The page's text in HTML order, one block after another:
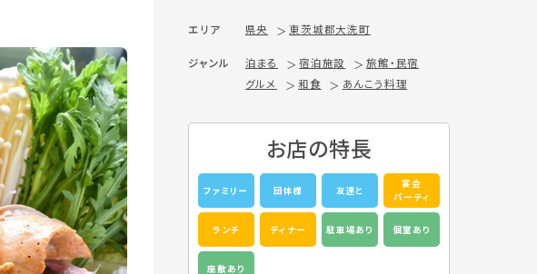
エリア 県央 東茨城郡大洗町
ジャンル 泊まる 宿泊施設
旅館・民宿
グルメ
和食 あんこう料理
お店の特長
ファミリー 団体様 友達と
宴会
パーティ
ランチ ディナー 駐車場あり 個室あり
座敷あり